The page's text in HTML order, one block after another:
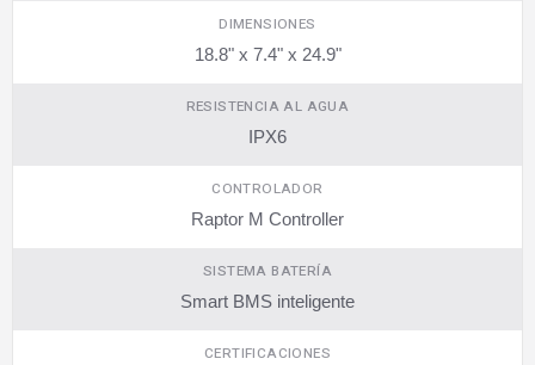
DIMENSIONES
18.8" x 7.4" x 24.9"
RESISTENCIA AL AGUA
IPX6
CONTROLADOR
Raptor M Controller
SISTEMA BATERÍA
Smart BMS inteligente
CERTIFICACIONES